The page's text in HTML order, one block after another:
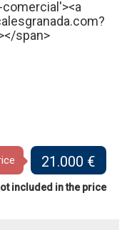
21.000 €
included in the price